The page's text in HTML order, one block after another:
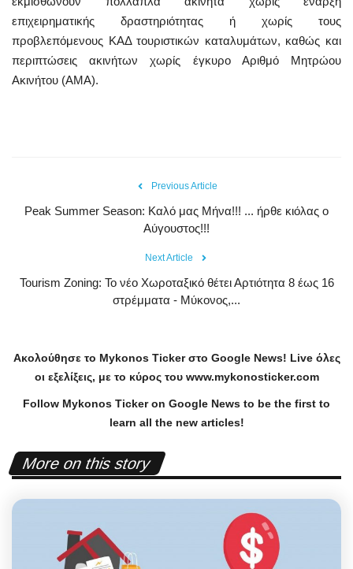
επιχειρηματικής δραστηριότητας ή χωρίς τους
προβλεπόμενους ΚΑΔ τουριστικών καταλυμάτων, καθώς και
περιπτώσεις ακινήτων χωρίς έγκυρο Αριθμό Μητρώου
Ακινήτου (ΑΜΑ).
Previous Article
Peak Summer Season: Kαλό μας Μήνα!!! ... ήρθε κιόλας ο
Αύγουστος!!!
Next Article
Tourism Zoning: To νέο Χωροταξικό θέτει Αρτιότητα 8 έως 16
στρέμματα - Μύκονος,...
Ακολούθησε το Mykonos Tickerστο Google News! Liveόλες
οι εξελίξεις, με το κύρος του www.mykonosticker.com
Follow Mykonos Ticker on Google News to be the first to
learn all the new articles!
More on this story